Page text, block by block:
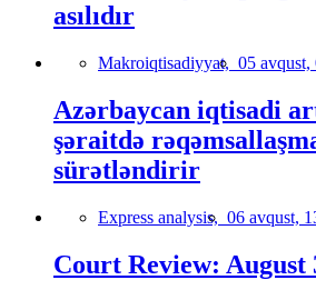
asılıdır
Makroiqtisadiyyat, 05 avqust,
Azərbaycan iqtisadi
şəraitdə
sürətləndirir
Express analysis, 06 avqust,
Court Review: August